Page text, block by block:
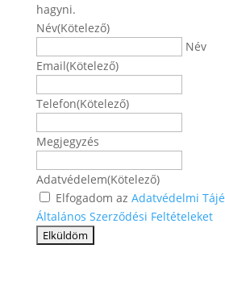
hagyni.
Név(Kötelező)
Név
Email(Kötelező)
Telefon(Kötelező)
Megjegyzés
Adatvédelem(Kötelező)
Elfogadom az Adatvédelmi
Általános Szerződési Feltételeket